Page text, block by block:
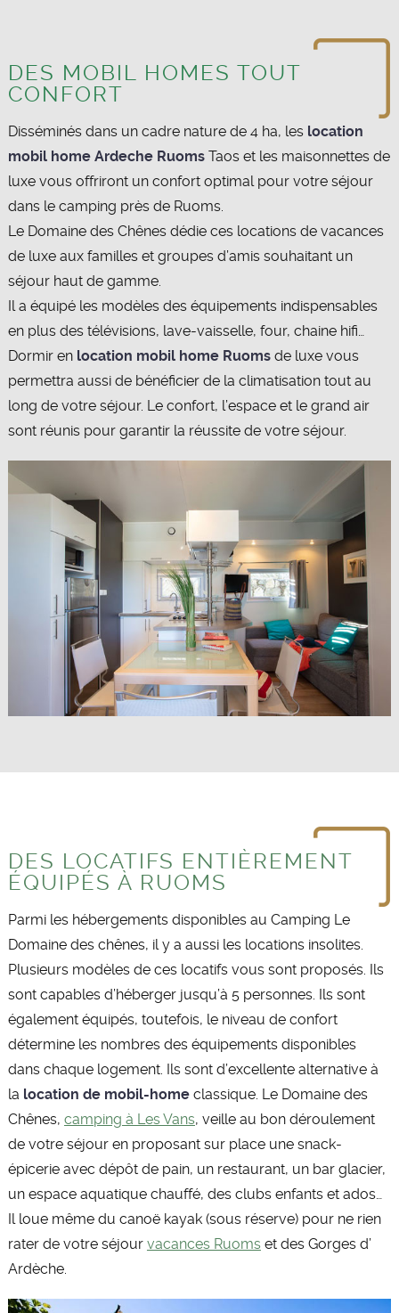
DES MOBIL HOMES TOUT
CONFORT
Disséminés dans un cadre nature de 4 ha, les location
mobil home Ardeche RuomsTaos et les maisonnettes de
luxe vous offriront un confort optimal pour votre séjour
dans le camping près de Ruoms.
Le Domaine des Chênes dédie ces locations de vacances
de luxe aux familles et groupes d’amis souhaitant un
séjour haut de gamme.
Il a équipé les modèles des équipements indispensables
en plus des télévisions, lave-vaisselle, four, chaine hifi…
Dormir en location mobil home Ruomsde luxe vous
permettra aussi de bénéficier de la climatisation tout au
long de votre séjour. Le confort, l’espace et le grand air
sont réunis pour garantir la réussite de votre séjour.
DES LOCATIFS ENTIÈREMENT
ÉQUIPÉS À RUOMS
Parmi les hébergements disponibles au Camping Le
Domaine des chênes, il y a aussi les locations insolites.
Plusieurs modèles de ces locatifs vous sont proposés. Ils
sont capables d’héberger jusqu’à 5 personnes. Ils sont
également équipés, toutefois, le niveau de confort
détermine les nombres des équipements disponibles
dans chaque logement. Ils sont d’excellente alternative à
la location de mobil-homeclassique. Le Domaine des
Chênes, camping à Les Vans, veille au bon déroulement
de votre séjour en proposant sur place une snack-
épicerie avec dépôt de pain, un restaurant, un bar glacier,
un espace aquatique chauffé, des clubs enfants et ados…
Il loue même du canoë kayak (sous réserve) pour ne rien
rater de votre séjour vacances Ruomset des Gorges d’
Ardèche.